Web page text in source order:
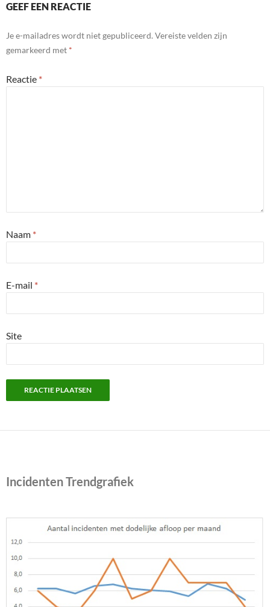
GEEF EEN REACTIE
Je e-mailadres wordt niet gepubliceerd. Vereiste velden zijn
gemarkeerd met *
Reactie *
Naam *
E-mail *
Site
Incidenten Trendgrafiek